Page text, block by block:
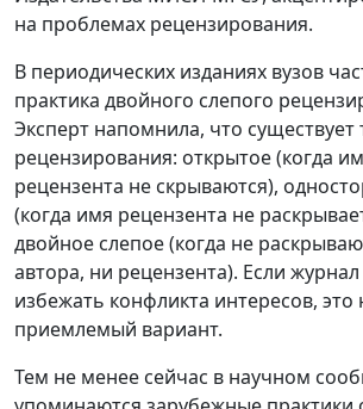
на проблемах рецензирования.
В периодических изданиях вузов
практика двойного слепого
Эксперт напомнила, что существует
рецензирования: открытое (когда
рецензента не скрываются),
(когда имя рецензента не
двойное слепое (когда не
автора, ни рецензента). Если
избежать конфликта интересов, это
приемлемый вариант.
Тем не менее сейчас в научном